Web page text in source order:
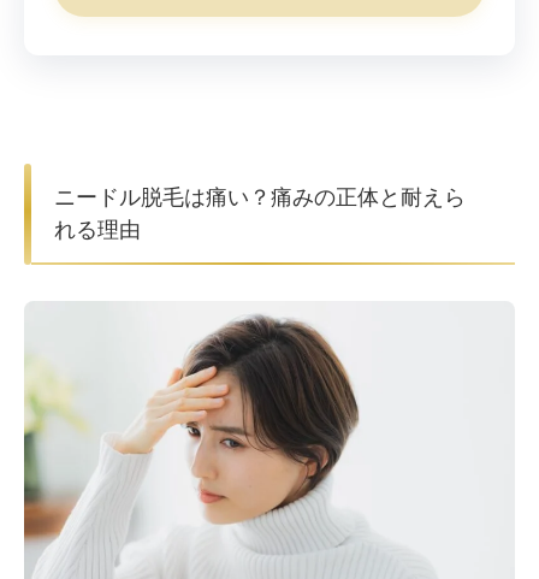
ニードル脱毛は痛い？痛みの正体と耐えら
れる理由